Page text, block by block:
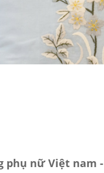
phụ nữ Việt nam -